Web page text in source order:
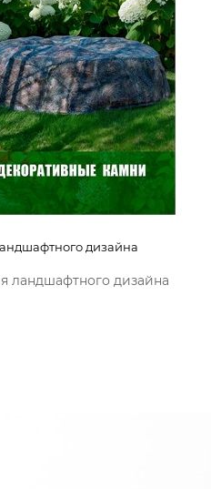
дизайна
ландшафтного дизайна